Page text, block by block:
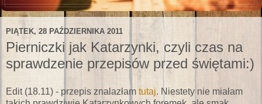
PIĄTEK, 28 PAŹDZIERNIKA 2011
Pierniczki jak Katarzynki, czyli czas na
sprawdzenie przepisów przed świętami:)
Edit (18.11) - przepis znalazłam tutaj. Niestety nie miałam